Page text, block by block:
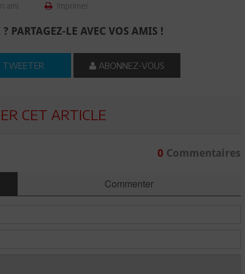
ami Imprimer
PARTAGEZ-LE AVEC VOS AMIS !
TWEETER ABONNEZ-VOUS
CET ARTICLE
0Commentaires
Commenter